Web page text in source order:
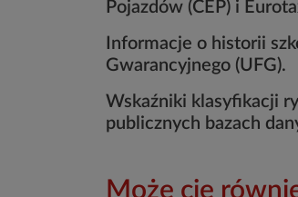
Pojazdów (CEP) i
Informacje o historii
Gwarancyjnego (UFG).
Wskaźniki klasyfikacji
publicznych bazach
Może cię